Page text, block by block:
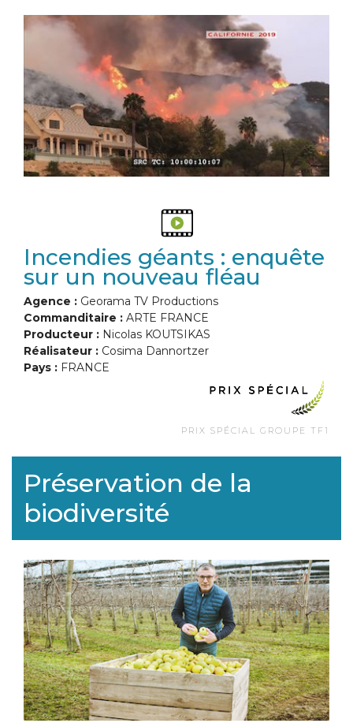
Incendies géants : enquête
sur un nouveau fléau
Agence : Georama TV Productions
Commanditaire : ARTE FRANCE
Producteur : Nicolas KOUTSIKAS
Réalisateur : Cosima Dannortzer
Pays : FRANCE
PRIX SPÉCIAL GROUPE TF1
Préservation de la
biodiversité